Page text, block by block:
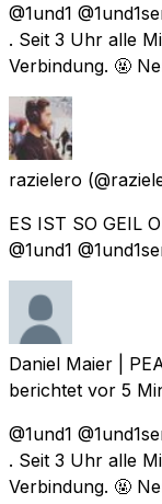
@1und1
. Seit 3 Uhr alle
Verbindung. 🤬
razielero
ES IST SO GEIL
@1und1
Daniel Maier |
berichtet vor 5
@1und1
. Seit 3 Uhr alle
Verbindung. 🤬